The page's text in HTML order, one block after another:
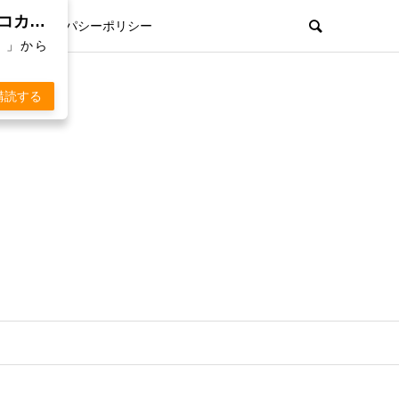
プライパシーポリシー
親孝行欲を刺激するWebマガジン「 KOKARA（コカラ）」から通知を受け取る
」から
読する